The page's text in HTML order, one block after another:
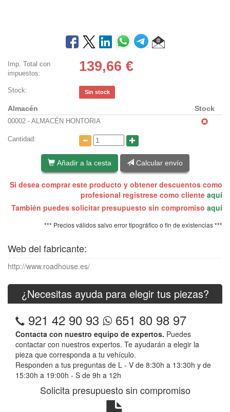
Imp. Total con
impuestos:
139,66 €
Stock: Sin stock
Almacén Stock
00002 - ALMACÉN HONTORIA
Cantidad:
Añadir a la cesta Calcular envío
Si desea comprar este producto y obtener descuentos como
profesional registrese como cliente aquí
También puedes solicitar presupuesto sin compromiso aquí
*** Precios válidos salvo error tipográfico o fin de existencias ***
Web del fabricante:
http://www.roadhouse.es/
¿Necesitas ayuda para elegir tus piezas?
921 42 90 93 651 80 98 97
Contacta con nuestro equipo de expertos. Puedes
contactar con nuestros expertos. Te ayudarán a elegir la
pieza que corresponda a tu vehículo.
Responden a tus preguntas de L - V de 8:30h a 13:30h y de
15:30h a 19:00h - S de 9h a 12h
Solicita presupuesto sin compromiso